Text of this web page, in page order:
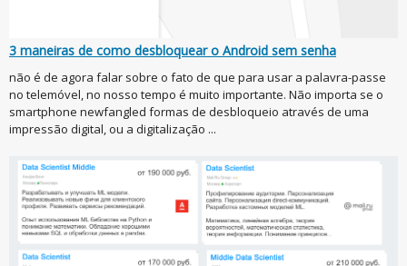
3 maneiras de como desbloquear o Android sem senha
não é de agora falar sobre o fato de que para usar a palavra-passe
no telemóvel, no nosso tempo é muito importante. Não importa se o
smartphone newfangled formas de desbloqueio através de uma
impressão digital, ou a digitalização ...